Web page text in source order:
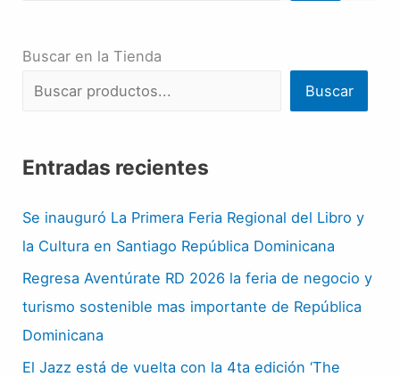
Buscar en la Tienda
Buscar
Entradas recientes
Se inauguró La Primera Feria Regional del Libro y
la Cultura en Santiago República Dominicana
Regresa Aventúrate RD 2026 la feria de negocio y
turismo sostenible mas importante de República
Dominicana
El Jazz está de vuelta con la 4ta edición ‘The